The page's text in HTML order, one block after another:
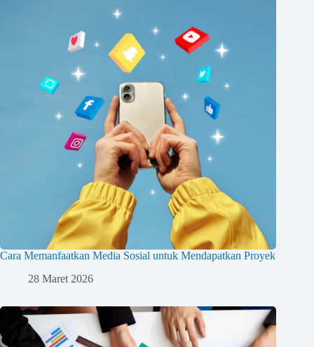
Cara Memanfaatkan Media Sosial untuk Mendapatkan Proyek
28 Maret 2026